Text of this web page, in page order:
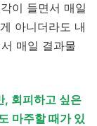
이 들면서 매일
아니더라도 내
매일 결과물
, 회피하고 싶은
마주할 때가 있